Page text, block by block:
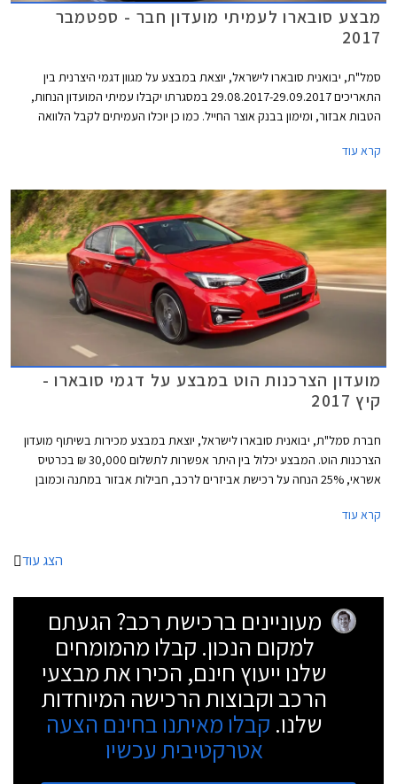
מבצע סובארו לעמיתי מועדון חבר - ספטמבר
2017
סמל"ת, יבואנית סובארו לישראל, יוצאת במבצע על מגוון דגמי היצרנית בין
התאריכים 29.08.2017-29.09.2017 במסגרתו יקבלו עמיתי המועדון הנחות,
הטבות אבזור, ומימון בבנק אוצר החייל. כמו כן יוכלו העמיתים לקבל הלוואה
התצוגה של סובארו ברחבי הארץ.
קרא עוד
מועדון הצרכנות הוט במבצע על דגמי סובארו -
קיץ 2017
חברת סמל"ת, יבואנית סובארו לישראל, יוצאת במבצע מכירות בשיתוף מועדון
הצרכנות הוט. המבצע יכלול בין היתר אפשרות לתשלום 30,000 ₪ בכרטיס
אשראי, 25% הנחה על רכישת אביזרים לרכב, חבילות אבזור במתנה וכמובן
21.07.2017 ובו משתתפים רוב דגמי סובארו המשווקים בישראל.
קרא עוד
הצג עוד
מעוניינים ברכישת רכב? הגעתם
למקום הנכון. קבלו מהמומחים
שלנו ייעוץ חינם, הכירו את מבצעי
הרכב וקבוצות הרכישה המיוחדות
שלנו. קבלו מאיתנו בחינם הצעה
אטרקטיבית עכשיו